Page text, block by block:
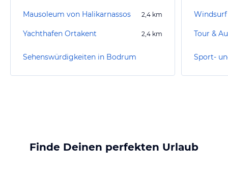
Mausoleum von Halikarnassos 2,4 km
Yachthafen Ortakent 2,4 km
Sehenswürdigkeiten in Bodrum
Tour &
Finde Deinen perfekten Urlaub